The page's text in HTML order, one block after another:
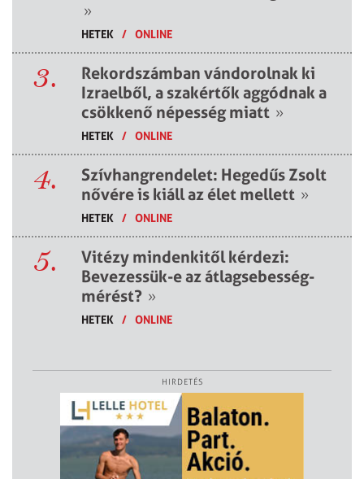
»
HETEK / ONLINE
3.
Rekordszámban vándorolnak ki
Izraelből, a szakértők aggódnak a
csökkenő népesség miatt »
HETEK / ONLINE
4.
Szívhangrendelet: Hegedűs Zsolt
nővére is kiáll az élet mellett »
HETEK / ONLINE
5.
Vitézy mindenkitől kérdezi:
Bevezessük-e az átlagsebesség-
mérést? »
HETEK / ONLINE
HIRDETÉS